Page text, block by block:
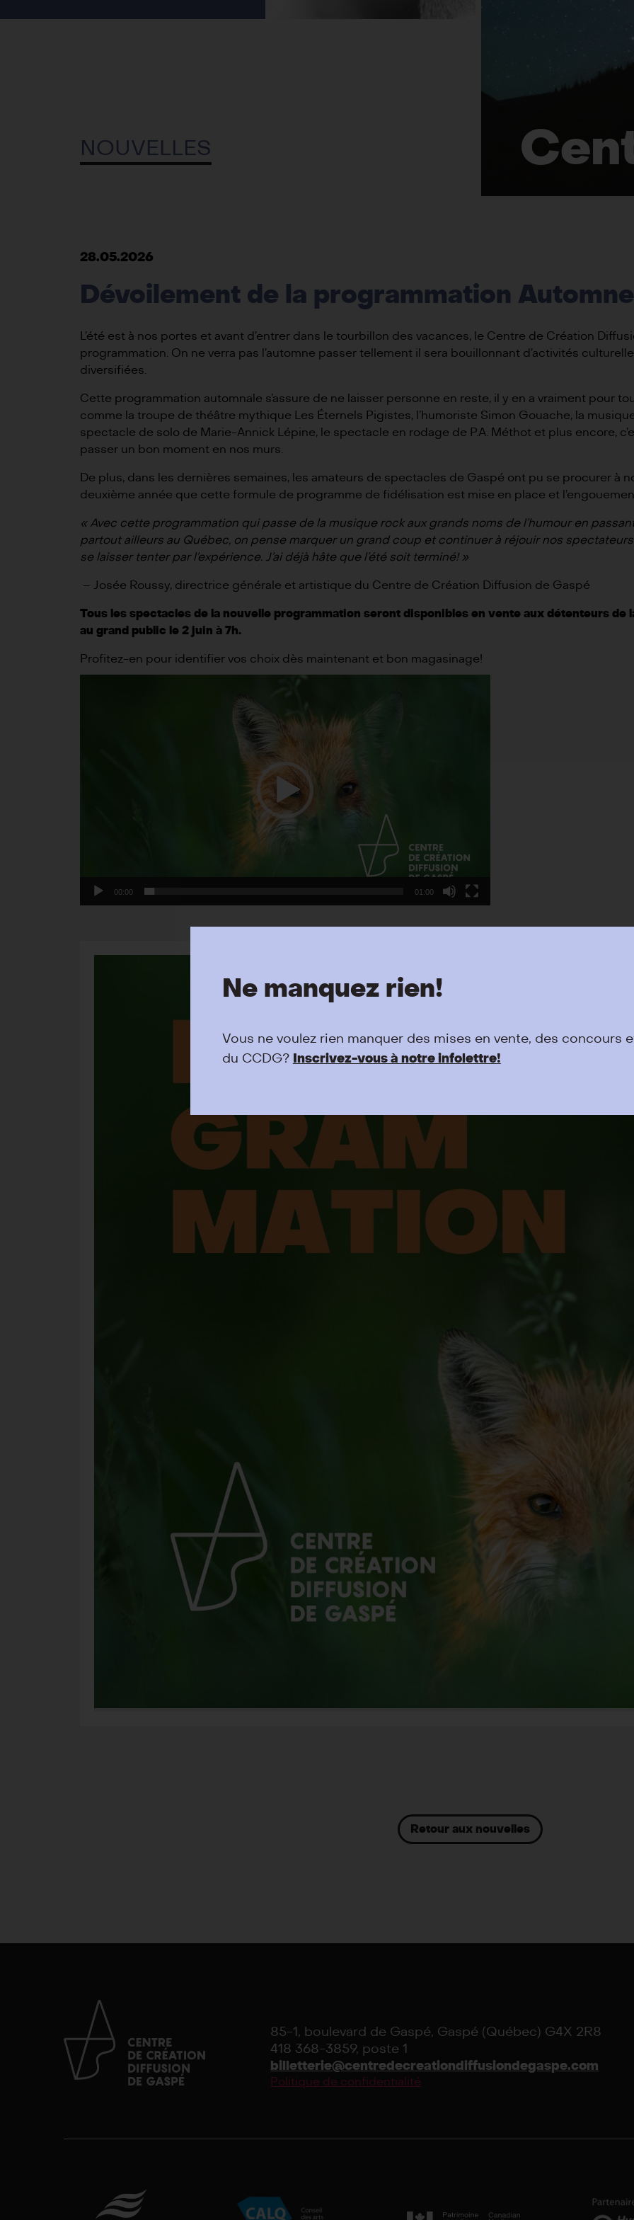
NOUVELLES
28.05.2026
Dévoilement de la programmation
L’été est à nos portes et avant d’entrer dans le tourbillon des vacances, le Centre de Création
programmation. On ne verra pas l’automne passer tellement il sera bouillonnant d’activités
diversifiées.
Cette programmation automnale s’assure de ne laisser personne en reste, il y en a vraiment pour
comme la troupe de théâtre mythique Les Éternels Pigistes, l’humoriste Simon Gouache, la
spectacle de solo de Marie-Annick Lépine, le spectacle en rodage de P.A. Méthot et plus encore,
passer un bon moment en nos murs.
De plus, dans les dernières semaines, les amateurs de spectacles de Gaspé ont pu se procurer à
deuxième année que cette formule de programme de fidélisation est mise en place et
« Avec cette programmation qui passe de la musique rock aux grands noms de l’humour en
partout ailleurs au Québec, on pense marquer un grand coup et continuer à réjouir nos
se laisser tenter par l’expérience. J’ai déjà hâte que l’été soit terminé! »
– Josée Roussy, directrice générale et artistique du Centre de Création Diffusion de Gaspé
Tous les spectacles de la nouvelle programmation seront disponibles en vente aux détenteurs de
au grand public le 2 juin à 7h.
Profitez-en pour identifier vos choix dès maintenant et bon magasinage!
00:00 01:00
Retour aux nouvelles
85-1, boulevard de Gaspé, Gaspé (Québec) G4X 2R8
418 368-3859, poste 1
billetterie@centredecreationdiffusiondegaspe.com
Politique de confidentialité
Ne manquez rien!
Vous ne voulez rien manquer des mises en vente, des concours
du CCDG? Inscrivez-vous à notre infolettre!